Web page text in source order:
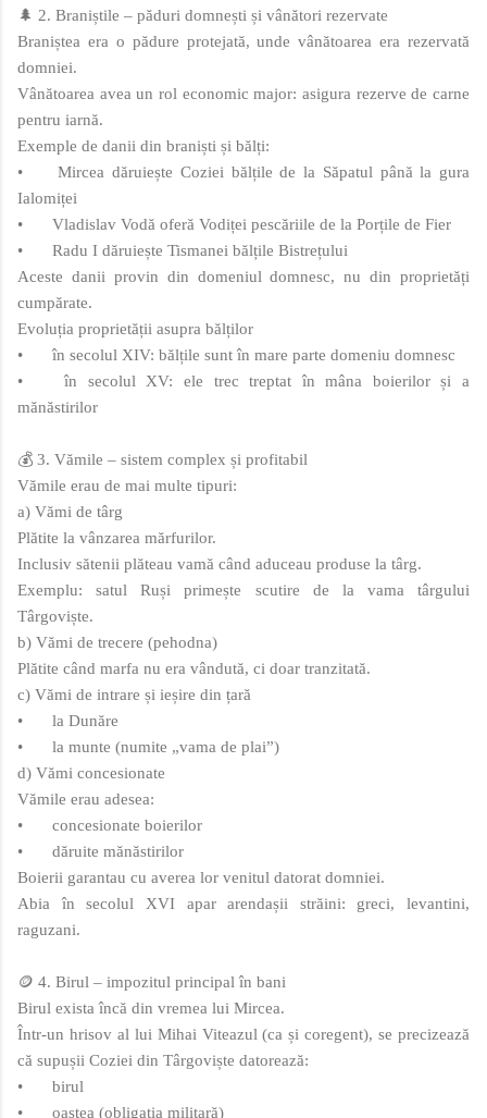
🌲 2. Braniștile – păduri domnești și vânători rezervate
Braniștea era o pădure protejată, unde vânătoarea era rezervată
domniei.
Vânătoarea avea un rol economic major: asigura rezerve de carne
pentru iarnă.
Exemple de danii din braniști și bălți:
•
Mircea dăruiește Coziei bălțile de la Săpatul până la gura
Ialomiței
•
Vladislav Vodă oferă Vodiței pescăriile de la Porțile de Fier
•
Radu I dăruiește Tismanei bălțile Bistrețului
Aceste danii provin din domeniul domnesc, nu din proprietăți
cumpărate.
Evoluția proprietății asupra bălților
•
în secolul XIV: bălțile sunt în mare parte domeniu domnesc
•
în secolul XV: ele trec treptat în mâna boierilor și a
mănăstirilor
💰 3. Vămile – sistem complex și profitabil
Vămile erau de mai multe tipuri:
a) Vămi de târg
Plătite la vânzarea mărfurilor.
Inclusiv sătenii plăteau vamă când aduceau produse la târg.
Exemplu: satul Ruși primește scutire de la vama târgului
Târgoviște.
b) Vămi de trecere (pehodna)
Plătite când marfa nu era vândută, ci doar tranzitată.
c) Vămi de intrare și ieșire din țară
•
la Dunăre
•
la munte (numite „vama de plai”)
d) Vămi concesionate
Vămile erau adesea:
•
concesionate boierilor
•
dăruite mănăstirilor
Boierii garantau cu averea lor venitul datorat domniei.
Abia în secolul XVI apar arendașii străini: greci, levantini,
raguzani.
🪙 4. Birul – impozitul principal în bani
Birul exista încă din vremea lui Mircea.
Într-un hrisov al lui Mihai Viteazul (ca și coregent), se precizează
că supușii Coziei din Târgoviște datorează:
•
birul
•
oastea (obligația militară)